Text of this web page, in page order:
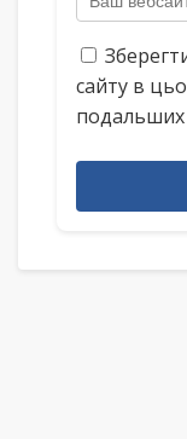
сайту в
подальших